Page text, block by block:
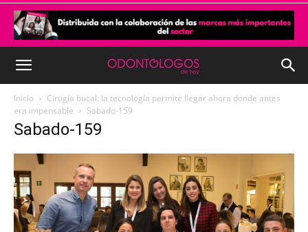
Inicio
Cirugía bucal: la tecnología permite llegar ahora donde antes
era impensable
Sabado-159
Sabado-159